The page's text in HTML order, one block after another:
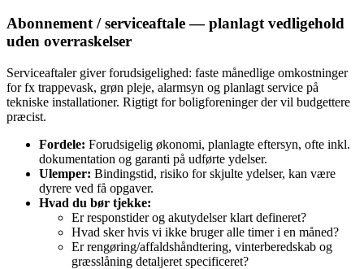
Abonnement / serviceaftale — planlagt vedligehold
uden overraskelser
Serviceaftaler giver forudsigelighed: faste månedlige omkostninger
for fx trappevask, grøn pleje, alarmsyn og planlagt service på
tekniske installationer. Rigtigt for boligforeninger der vil budgettere
præcist.
Fordele: Forudsigelig økonomi, planlagte eftersyn, ofte inkl.
dokumentation og garanti på udførte ydelser.
Ulemper: Bindingstid, risiko for skjulte ydelser, kan være
dyrere ved få opgaver.
Hvad du bør tjekke:
Er responstider og akutydelser klart defineret?
Hvad sker hvis vi ikke bruger alle timer i en måned?
Er rengøring/affaldshåndtering, vinterberedskab og
græsslåning detaljeret specificeret?